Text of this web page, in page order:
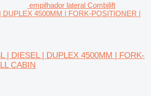
empilhador lateral Combilift
DUPLEX 4500MM | FORK-POSITIONER |
| DIESEL | DUPLEX 4500MM | FORK-
CABIN